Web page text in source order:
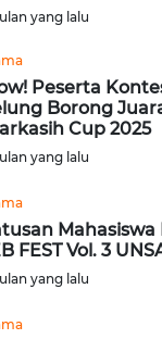
yang lalu
Peserta
Borong
Cup 2025
yang lalu
FEST Vol. 3
yang lalu